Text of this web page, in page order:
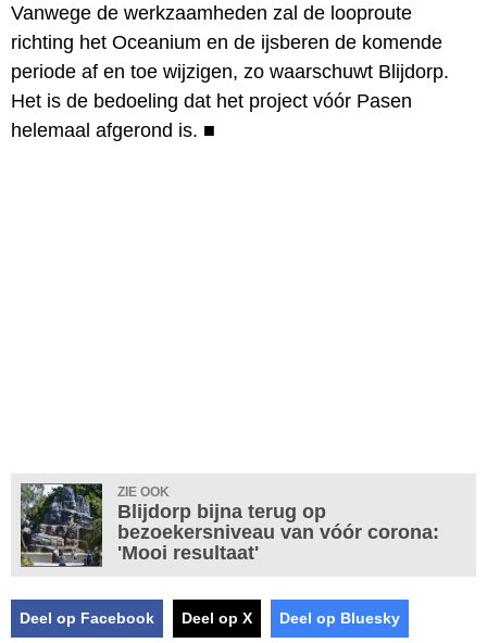
Vanwege de werkzaamheden zal de looproute
richting het Oceanium en de ijsberen de komende
periode af en toe wijzigen, zo waarschuwt Blijdorp.
Het is de bedoeling dat het project vóór Pasen
helemaal afgerond is. ■
ZIE OOK
Blijdorp bijna terug op
bezoekersniveau van vóór corona:
'Mooi resultaat'
Deel op Facebook Deel op X Deel op Bluesky